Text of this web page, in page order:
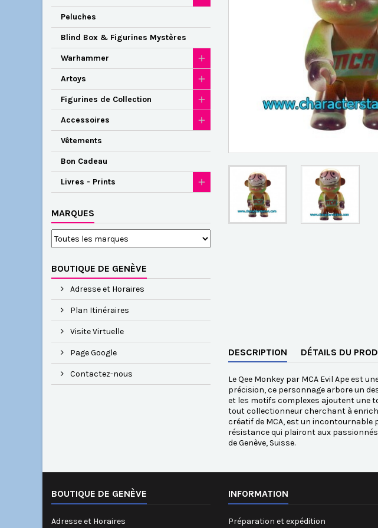
Peluches
Blind Box & Figurines Mystères
Warhammer
Artoys
Figurines de Collection
Accessoires
Vêtements
Bon Cadeau
Livres - Prints
MARQUES
BOUTIQUE DE GENÈVE
Adresse et Horaires
Plan Itinéraires
Visite Virtuelle
Page Google
Contactez-nous
DESCRIPTION DÉTAILS DU
Le Qee Monkey par MCA Evil Ape est
précision, ce personnage arbore un
et les motifs complexes ajoutent une
tout collectionneur cherchant à
créatif de MCA, est un incontournable
résistance qui plairont aux
de Genève, Suisse.
BOUTIQUE DE GENÈVE
Adresse et Horaires
INFORMATION
Préparation et expédition